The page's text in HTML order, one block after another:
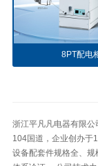
8PT配电
浙江平凡凡电器有限公
104国道，企业创办于
设备配套件规格全、